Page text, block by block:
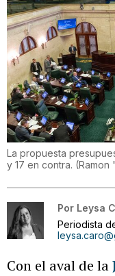
La propuesta
y 17 en contra. (Ramon
Por Leysa
Periodista
Con el aval de la